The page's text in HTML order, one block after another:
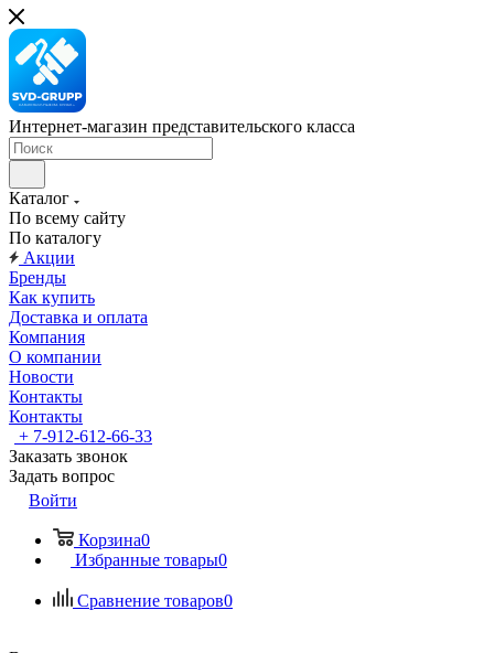
Интернет-магазин представительского класса
Каталог
По всему сайту
По каталогу
Акции
Бренды
Как купить
Доставка и оплата
Компания
О компании
Новости
Контакты
Контакты
+ 7-912-612-66-33
Заказать звонок
Задать вопрос
Войти
Корзина0
Избранные товары0
Сравнение товаров0